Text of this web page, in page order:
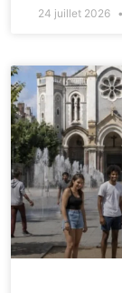
24 juillet 2026